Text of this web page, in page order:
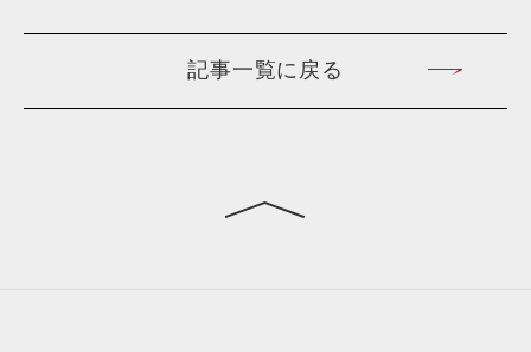
記事一覧に戻る